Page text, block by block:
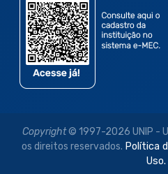
Copyright© 1997-2026 UNIP -
os direitos reservados. Política
Uso.